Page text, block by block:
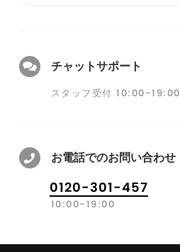
チャットサポート
スタッフ受付 10:00-19:00
お電話でのお問い合わせ
0120-301-457
10:00-19:00